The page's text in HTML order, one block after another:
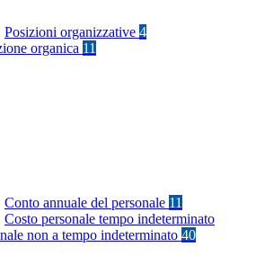
Posizioni organizzative 4
organica 11
Conto annuale del personale 11
Costo personale tempo indeterminato
non a tempo indeterminato 40